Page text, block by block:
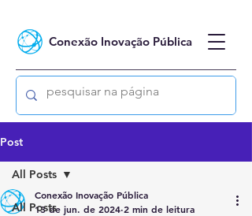
Conexão Inovação Pública
Post
All Posts
All Posts
Conexão Inovação Pública
13 de jun. de 2024 2 min de leitura